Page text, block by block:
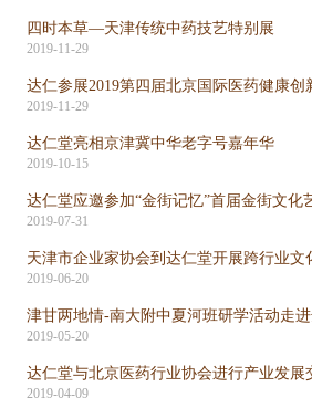
四时本草—天津传统中药技艺特别展
2019-11-29
达仁参展2019第四届北京国际医药健康创
2019-11-29
达仁堂亮相京津冀中华老字号嘉年华
2019-10-15
2019-07-31
天津市企业家协会到达仁堂开展跨行业文
2019-06-20
津甘两地情-南大附中夏河班研学活动走
2019-05-20
达仁堂与北京医药行业协会进行产业发展
2019-04-09